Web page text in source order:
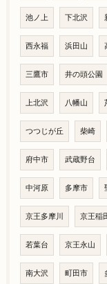
池ノ上 下北沢
西永福 浜田山
三鷹市 井の頭公園
上北沢 八幡山
つつじが丘 柴崎
府中市 武蔵野台
中河原 多摩市
京王多摩川 京王稲
若葉台 京王永山
南大沢 町田市